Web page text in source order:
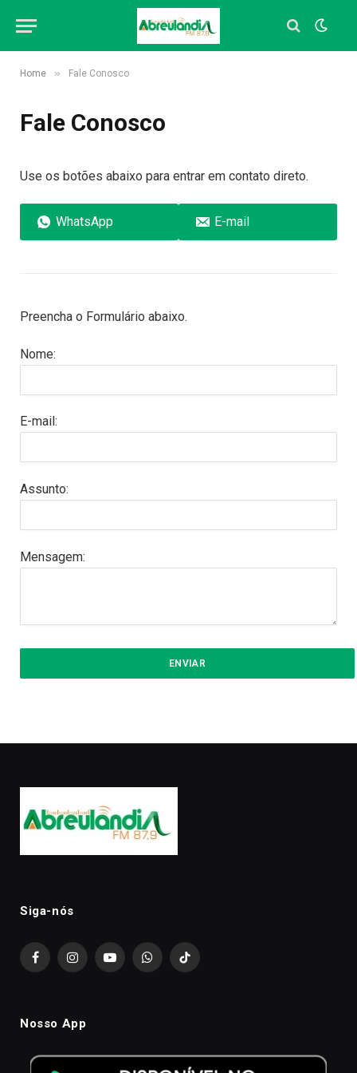
Home » Fale Conosco
Fale Conosco
Use os botões abaixo para entrar em contato direto.
WhatsApp E-mail
Preencha o Formulário abaixo.
Nome:
E-mail:
Assunto:
Mensagem:
Siga-nós
FacebookInstagramYouTubeWhatsAppTikTok
Nosso App